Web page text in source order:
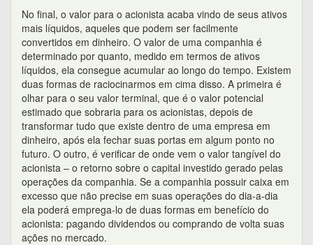
No final, o valor para o acionista acaba vindo de seus ativos
mais líquidos, aqueles que podem ser facilmente
convertidos em dinheiro. O valor de uma companhia é
determinado por quanto, medido em termos de ativos
líquidos, ela consegue acumular ao longo do tempo. Existem
duas formas de raciocinarmos em cima disso. A primeira é
olhar para o seu valor terminal, que é o valor potencial
estimado que sobraria para os acionistas, depois de
transformar tudo que existe dentro de uma empresa em
dinheiro, após ela fechar suas portas em algum ponto no
futuro. O outro, é verificar de onde vem o valor tangível do
acionista – o retorno sobre o capital investido gerado pelas
operações da companhia. Se a companhia possuir caixa em
excesso que não precise em suas operações do dia-a-dia
ela poderá emprega-lo de duas formas em benefício do
acionista: pagando dividendos ou comprando de volta suas
ações no mercado.